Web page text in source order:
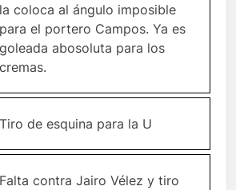
la coloca al ángulo imposible
para el portero Campos. Ya es
goleada abosoluta para los
cremas.
Tiro de esquina para la U
Falta contra Jairo Vélez y tiro